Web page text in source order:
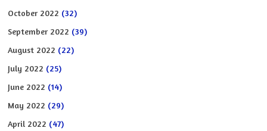
October 2022 (32)
September 2022 (39)
August 2022 (22)
July 2022 (25)
June 2022 (14)
May 2022 (29)
April 2022 (47)